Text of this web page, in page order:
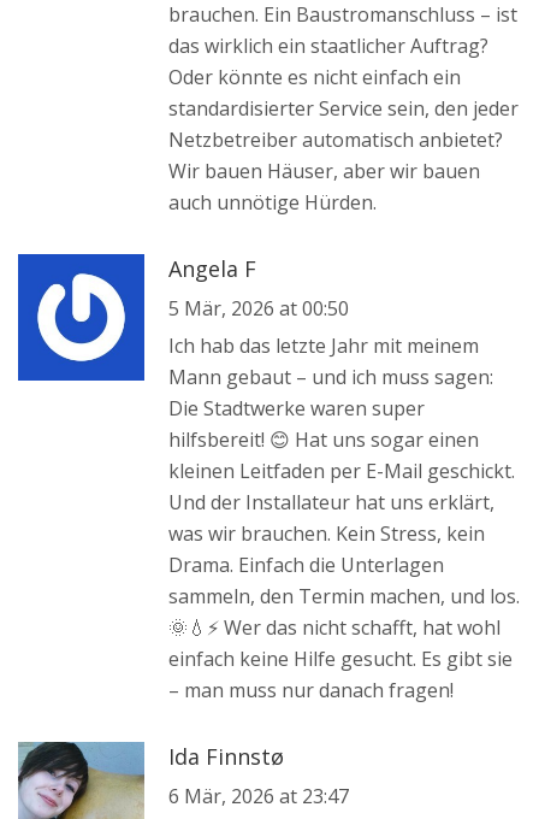
brauchen. Ein Baustromanschluss – ist
das wirklich ein staatlicher Auftrag?
Oder könnte es nicht einfach ein
standardisierter Service sein, den jeder
Netzbetreiber automatisch anbietet?
Wir bauen Häuser, aber wir bauen
auch unnötige Hürden.
Angela F
5 Mär, 2026 at 00:50
Ich hab das letzte Jahr mit meinem
Mann gebaut – und ich muss sagen:
Die Stadtwerke waren super
hilfsbereit! 😊 Hat uns sogar einen
kleinen Leitfaden per E-Mail geschickt.
Und der Installateur hat uns erklärt,
was wir brauchen. Kein Stress, kein
Drama. Einfach die Unterlagen
sammeln, den Termin machen, und los.
🌞💧⚡️ Wer das nicht schafft, hat wohl
einfach keine Hilfe gesucht. Es gibt sie
– man muss nur danach fragen!
Ida Finnstø
6 Mär, 2026 at 23:47